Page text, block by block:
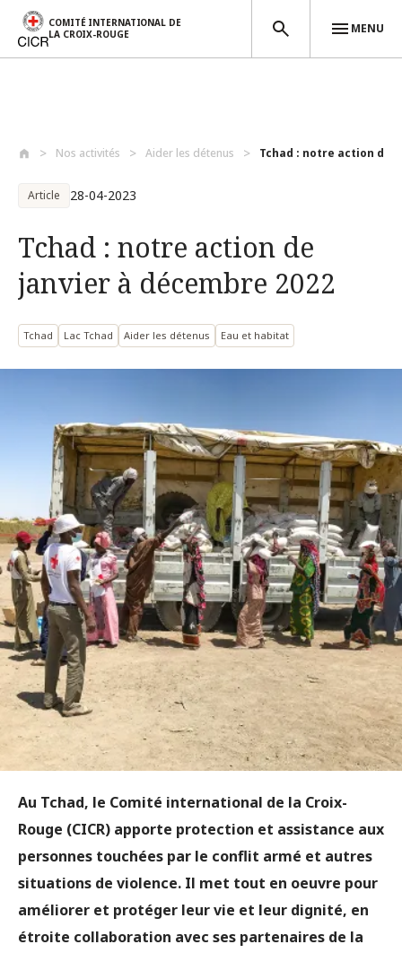
COMITÉ INTERNATIONAL DE
LA CROIX-ROUGE
MENU
Nos activités Aider les détenus Tchad : notre action de
Article 28-04-2023
Tchad : notre action de
janvier à décembre 2022
Tchad Lac Tchad Aider les détenus Eau et habitat
Au Tchad, le Comité international de la Croix-
Rouge (CICR) apporte protection et assistance aux
personnes touchées par le conflit armé et autres
situations de violence. Il met tout en oeuvre pour
améliorer et protéger leur vie et leur dignité, en
étroite collaboration avec ses partenaires de la